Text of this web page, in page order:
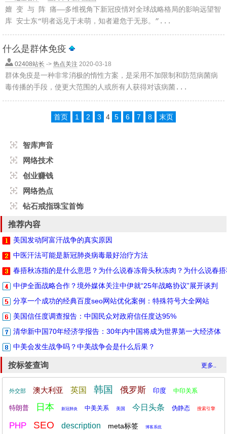
嬗 变 与 阵 痛——多维视角下新冠疫情对全球战略格局的影响远望智
库 安士东“明者远见于未萌，知者避危于无形。”...
什么是群体免疫
02408站长 -> 热点关注 2020-03-18
群体免疫是一种非常消极的惰性方案，是采用不加限制和防范病菌病
毒传播的手段，使更大范围的人或所有人获得对该病菌...
首页 1 2 3 4 5 6 7 8 末页
智库声音
网络技术
创业赚钱
网络热点
钻石戒指珠宝首饰
推荐内容
美国发动阿富汗战争的真实原因
中医汗法可能是新冠肺炎病毒最好治疗方法
春捂秋冻指的是什么意思？为什么说春冻骨头秋冻肉？为什么说春
中伊全面战略合作？境外媒体关注中伊就“25年战略协议”展开谈判
分享一个成功的经典百度seo网站优化案例：特殊符号大全网站
美国信任度调查报告：中国民众对政府信任度达95%
清华新中国70年经济学报告：30年内中国将成为世界第一大经济体
中美会发生战争吗？中美战争会是什么后果？
更多..
按标签查询
外交部 澳大利亚 英国 韩国 俄罗斯 印度 中印关系
特朗普 日本 新冠肺炎 中美关系 美国 今日头条 伪静态 搜索引擎
PHP SEO description meta标签 博客系统